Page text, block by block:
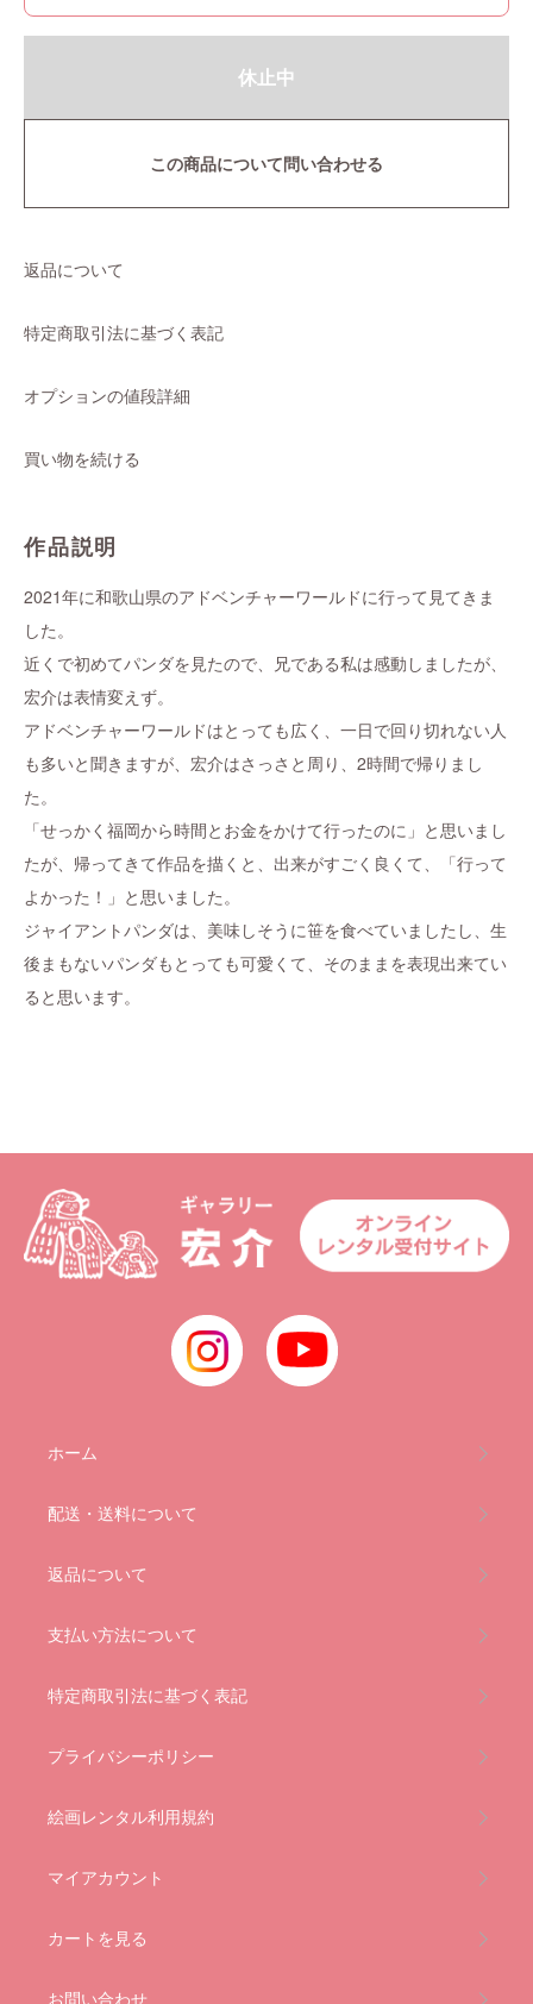
休止中
この商品について問い合わせる
返品について
特定商取引法に基づく表記
オプションの値段詳細
買い物を続ける
作品説明
2021年に和歌山県のアドベンチャーワールドに行って見てきま
した。
近くで初めてパンダを見たので、兄である私は感動しましたが、
宏介は表情変えず。
アドベンチャーワールドはとっても広く、一日で回り切れない人
も多いと聞きますが、宏介はさっさと周り、2時間で帰りまし
た。
「せっかく福岡から時間とお金をかけて行ったのに」と思いまし
たが、帰ってきて作品を描くと、出来がすごく良くて、「行って
よかった！」と思いました。
ジャイアントパンダは、美味しそうに笹を食べていましたし、生
後まもないパンダもとっても可愛くて、そのままを表現出来てい
ると思います。
ホーム
配送・送料について
返品について
支払い方法について
特定商取引法に基づく表記
プライバシーポリシー
絵画レンタル利用規約
マイアカウント
カートを見る
お問い合わせ